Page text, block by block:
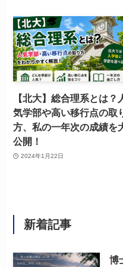
【北大】総合理系とは？
気学部や高い移行点の取
方、私の一年次の成績を
公開！
2024年1月22日
新着記事
博